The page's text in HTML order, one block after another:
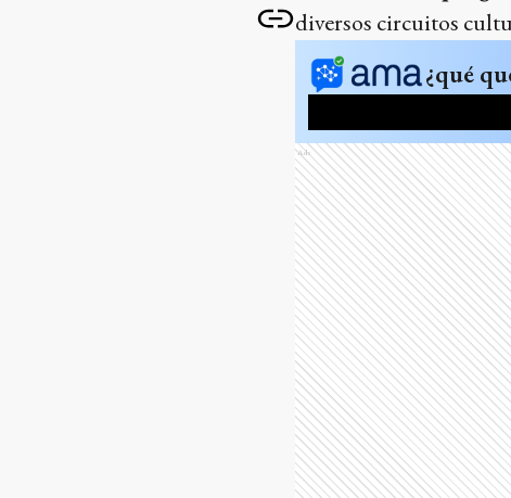
diversos circuitos
¿qué
Ads